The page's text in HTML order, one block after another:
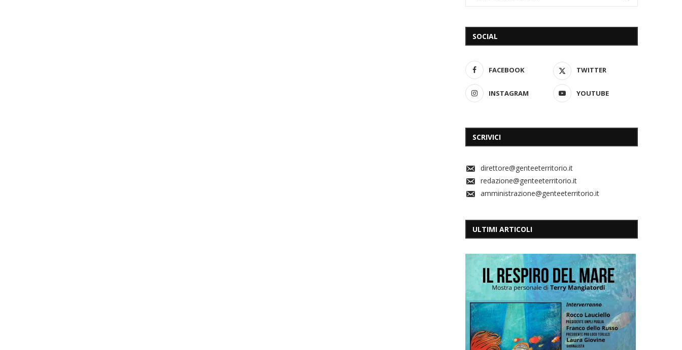
SOCIAL
FACEBOOK TWITTER
INSTAGRAM YOUTUBE
SCRIVICI
direttore@genteeterritorio.it
redazione@genteeterritorio.it
amministrazione@genteeterritorio.it
ULTIMI ARTICOLI